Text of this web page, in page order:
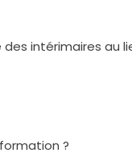
intérimaires au
?